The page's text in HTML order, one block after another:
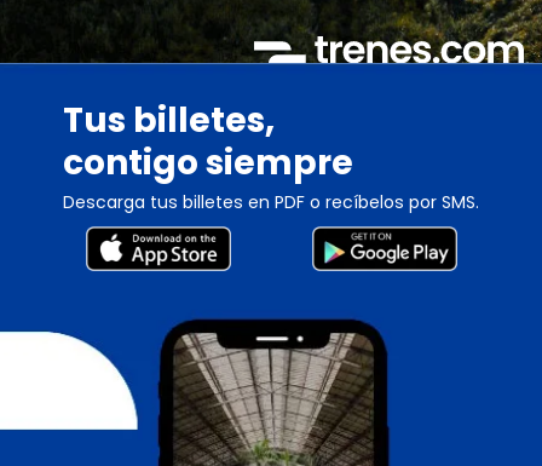
Tus billetes,
contigo siempre
Descarga tus billetes en PDF o recíbelos por SMS.